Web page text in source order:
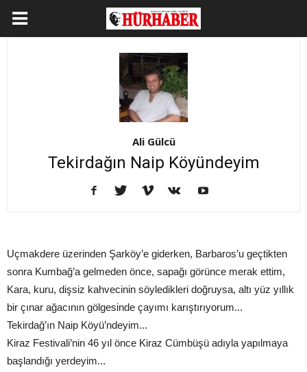
Ali Gülcü
Tekirdağın Naip Köyündeyim
Uçmakdere üzerinden Şarköy’e giderken, Barbaros’u geçtikten
sonra Kumbağ’a gelmeden önce, sapağı görünce merak ettim,
Kara, kuru, dişsiz kahvecinin söyledikleri doğruysa, altı yüz yıllık
bir çınar ağacının gölgesinde çayımı karıştırıyorum...
Tekirdağ’ın Naip Köyü’ndeyim...
Kiraz Festivali’nin 46 yıl önce Kiraz Cümbüşü adıyla yapılmaya
başlandığı yerdeyim...